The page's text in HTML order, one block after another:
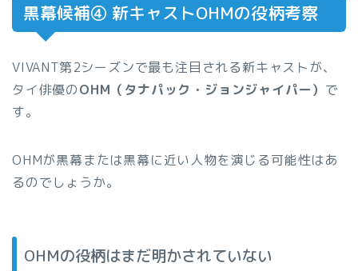
黒幕候補④ 新キャストOHMの役柄考察
VIVANT第2シーズンで最も注目される新キャストが、
タイ俳優のOHM（タナパック・ジョンジャイパー） で
す。
OHMが黒幕または黒幕に近い人物を演じる可能性はあ
るのでしょうか。
OHMの役柄はまだ明かされていない